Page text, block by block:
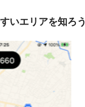
いエリアを知ろう